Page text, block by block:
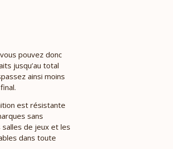
pouvez donc
jusqu’au total
ainsi moins
est résistante
sans
salles de jeux et les
dans toute